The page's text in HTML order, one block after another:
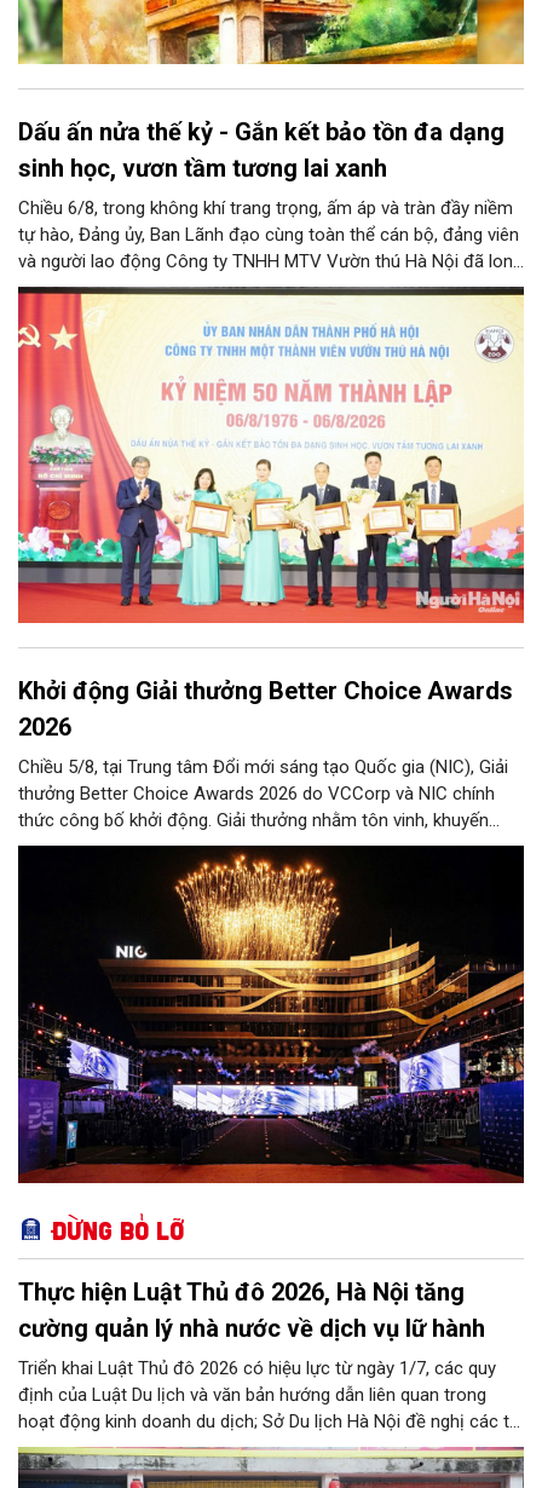
Dấu ấn nửa thế kỷ - Gắn kết bảo tồn đa dạng
sinh học, vươn tầm tương lai xanh
Chiều 6/8, trong không khí trang trọng, ấm áp và tràn đầy niềm
tự hào, Đảng ủy, Ban Lãnh đạo cùng toàn thể cán bộ, đảng viên
và người lao động Công ty TNHH MTV Vườn thú Hà Nội đã long
trọng tổ chức Lễ kỷ niệm 50 năm ngày thành lập Công ty
(06/8/1976 – 06/8/2026). Sự kiện đánh dấu cột mốc vàng son
nửa thế kỷ xây dựng, trưởng thành và cống hiến không ngừng
nghỉ của đơn vị công ích trọng điểm, gắn liền với ký ức của biết
bao thế hệ người dân Thủ đô và du khách thập phương.
Khởi động Giải thưởng Better Choice Awards
2026
Chiều 5/8, tại Trung tâm Đổi mới sáng tạo Quốc gia (NIC), Giải
thưởng Better Choice Awards 2026 do VCCorp và NIC chính
thức công bố khởi động. Giải thưởng nhằm tôn vinh, khuyến
khích, cổ vũ những giá trị đổi mới, sáng tạo, áp dụng trong đời
sống thực, phục vụ người tiêu dùng.
Đừng bỏ lỡ
Thực hiện Luật Thủ đô 2026, Hà Nội tăng
cường quản lý nhà nước về dịch vụ lữ hành
Triển khai Luật Thủ đô 2026 có hiệu lực từ ngày 1/7, các quy
định của Luật Du lịch và văn bản hướng dẫn liên quan trong
hoạt động kinh doanh du dịch; Sở Du lịch Hà Nội đề nghị các tổ
chức, đơn vị, doanh nghiệp kinh doanh dịch vụ lữ hành trên địa
bàn thành phố thực hiện một số nội dung quan trọng. Qua đó